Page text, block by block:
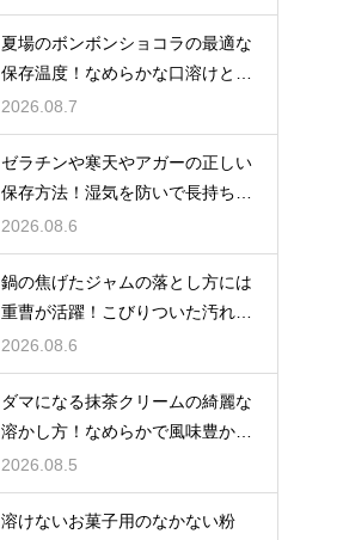
夏場のボンボンショコラの最適な
保存温度！なめらかな口溶けと美
しいツヤを保つための管理方法
2026.08.7
ゼラチンや寒天やアガーの正しい
保存方法！湿気を防いで長持ちさ
せるコツ
2026.08.6
鍋の焦げたジャムの落とし方には
重曹が活躍！こびりついた汚れを
綺麗に落としてピカピカにする技
2026.08.6
ダマになる抹茶クリームの綺麗な
溶かし方！なめらかで風味豊かな
クリームを作る
2026.08.5
溶けないお菓子用のなかない粉